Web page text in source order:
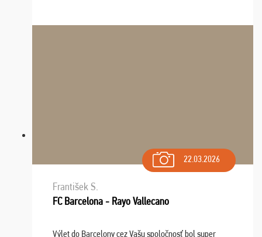
dispozícii nonstop (milí, profesionálni ...
22.03.2026
František S.
FC Barcelona - Rayo Vallecano
Výlet do Barcelony cez Vašu spoločnosť bol super